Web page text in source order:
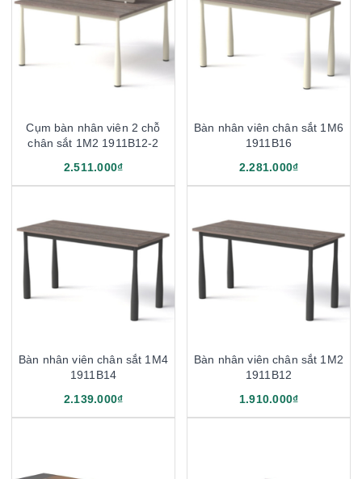
Cụm bàn nhân viên 2 chỗ
chân sắt 1M2 1911B12-2
2.511.000₫
Bàn nhân viên chân sắt 1M6
1911B16
2.281.000₫
Bàn nhân viên chân sắt 1M4
1911B14
2.139.000₫
Bàn nhân viên chân sắt 1M2
1911B12
1.910.000₫